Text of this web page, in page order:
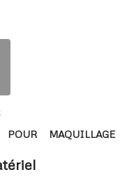
MAQUILLAGE